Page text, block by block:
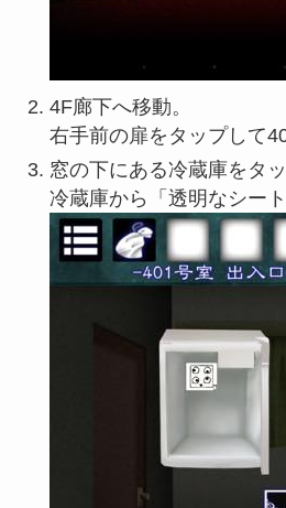
4F廊下へ移動。
右手前の扉をタップして
窓の下にある冷蔵庫をタ
冷蔵庫から「透明なシー